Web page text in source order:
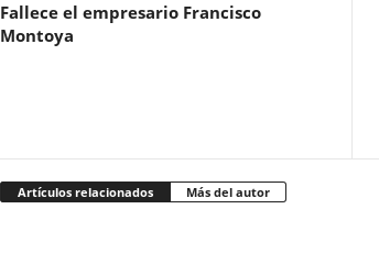
Fallece el empresario Francisco
Montoya
Artículos relacionados Más del autor